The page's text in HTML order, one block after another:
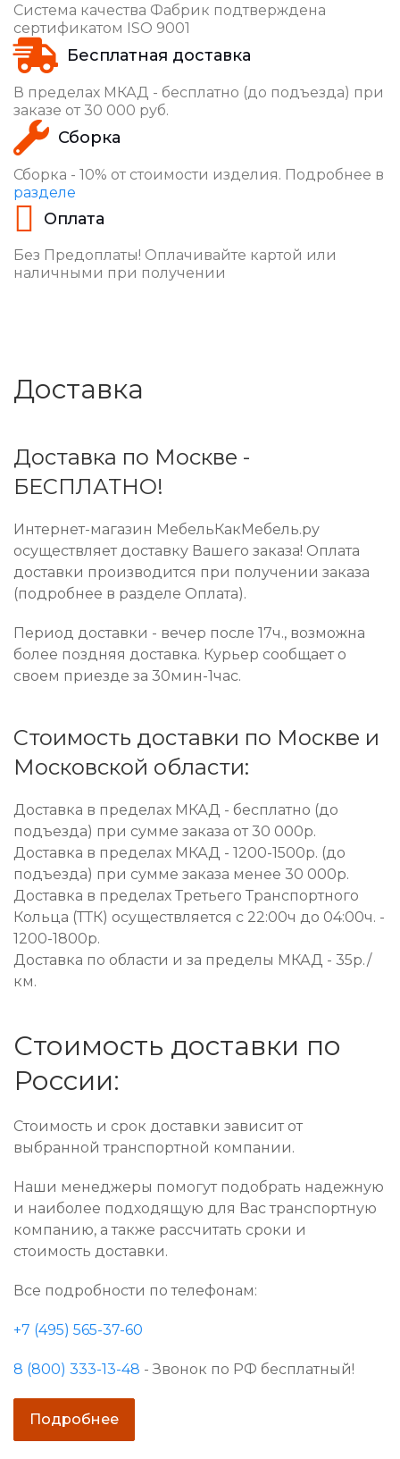
Система качества Фабрик подтверждена
сертификатом ISO 9001
Бесплатная доставка
В пределах МКАД - бесплатно (до подъезда) при
заказе от 30 000 руб.
Сборка
Сборка - 10% от стоимости изделия. Подробнее в
разделе
Оплата
Без Предоплаты! Оплачивайте картой или
наличными при получении
Доставка
Доставка по Москве -
БЕСПЛАТНО!
Интернет-магазин МебельКакМебель.ру
осуществляет доставку Вашего заказа! Оплата
доставки производится при получении заказа
(подробнее в разделе Оплата).
Период доставки - вечер после 17ч., возможна
более поздняя доставка. Курьер сообщает о
своем приезде за 30мин-1час.
Стоимость доставки по Москве и
Московской области:
Доставка в пределах МКАД - бесплатно (до
подъезда) при сумме заказа от 30 000р.
Доставка в пределах МКАД - 1200-1500р. (до
подъезда) при сумме заказа менее 30 000р.
Доставка в пределах Третьего Транспортного
Кольца (ТТК) осуществляется с 22:00ч до 04:00ч. -
1200-1800р.
Доставка по области и за пределы МКАД - 35р./
км.
Стоимость доставки по
России:
Стоимость и срок доставки зависит от
выбранной транспортной компании.
Наши менеджеры помогут подобрать надежную
и наиболее подходящую для Вас транспортную
компанию, а также рассчитать сроки и
стоимость доставки.
Все подробности по телефонам:
+7 (495) 565-37-60
8 (800) 333-13-48 - Звонок по РФ бесплатный!
Подробнее